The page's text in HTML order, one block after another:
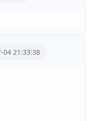
04 21:33:38